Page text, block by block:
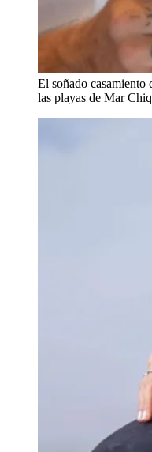
El soñado casamiento
las playas de Mar